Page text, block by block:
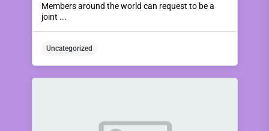
Members around the world can request to be a
joint ...
Uncategorized